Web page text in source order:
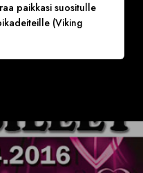
paikkasi suositulle
(Viking